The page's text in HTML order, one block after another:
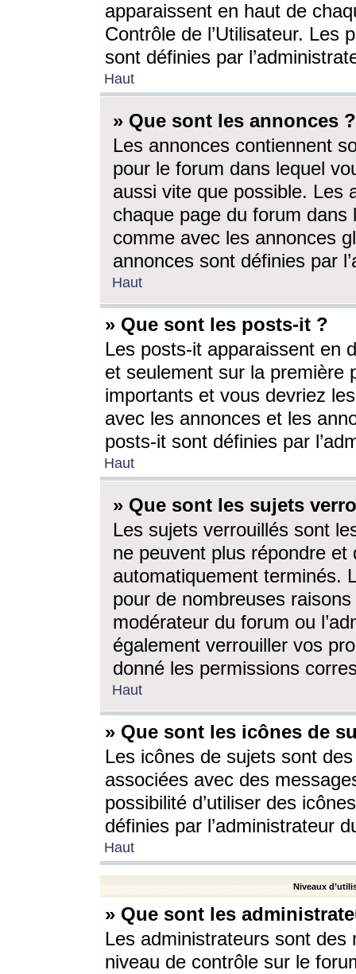
apparaissent en haut de
Contrôle de l’Utilisateur. Les
sont définies par
Haut
» Que sont les annonces ?
Les annonces contiennent
pour le forum dans lequel
aussi vite que possible. Les
chaque page du forum dans
comme avec les annonces
annonces sont définies par
Haut
» Que sont les posts-it ?
Les posts-it apparaissent en
et seulement sur la première
importants et vous devriez
avec les annonces et les
posts-it sont définies par
Haut
» Que sont les sujets
Les sujets verrouillés sont
ne peuvent plus répondre
automatiquement terminés.
pour de nombreuses
modérateur du forum ou
également verrouiller vos
donné les permissions
Haut
» Que sont les icônes de
Les icônes de sujets sont
associées avec des
possibilité d’utiliser des
définies par l’administrateur
Haut
Niveaux
» Que sont les
Les administrateurs sont
niveau de contrôle sur le